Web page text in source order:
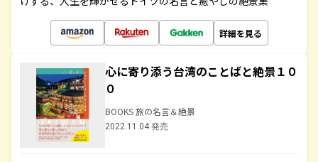
詳細を見る
心に寄り添う台湾のことばと絶景１０
０
BOOKS 旅の名言＆絶景
2022.11.04 発売